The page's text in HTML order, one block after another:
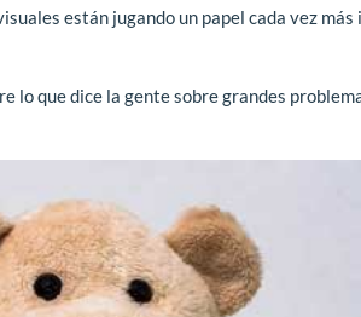
están jugando un papel cada vez
lo que dice la gente sobre grandes